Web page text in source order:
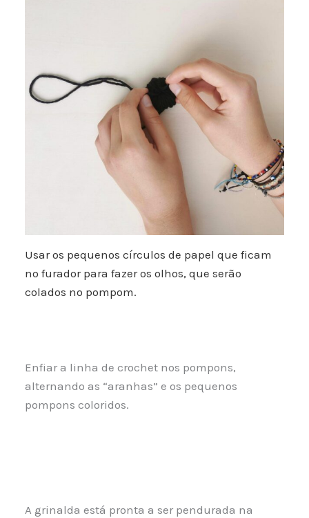
Usar os pequenos círculos de papel que ficam
no furador para fazer os olhos, que serão
colados no pompom.
Enfiar a linha de crochet nos pompons,
alternando as “aranhas” e os pequenos
pompons coloridos.
A grinalda está pronta a ser pendurada na